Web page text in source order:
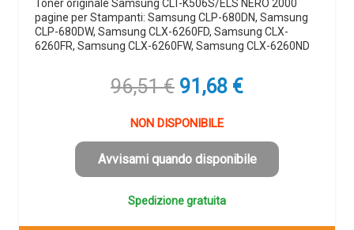
Toner originale Samsung CLT-K506S/ELS NERO 2000
pagine per Stampanti: Samsung CLP-680DN, Samsung
CLP-680DW, Samsung CLX-6260FD, Samsung CLX-
6260FR, Samsung CLX-6260FW, Samsung CLX-6260ND
96,51€ Il
originale
era:
96,51 €.
91,68 €Il
è:
91,68 €.
NON DISPONIBILE
Avvisami quando disponibile
Spedizione gratuita